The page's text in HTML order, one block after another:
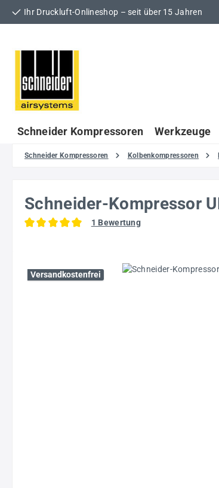
Hauptinhalt springen
Zur Suche springen
Zur Hauptnavigation springen
Ihr Druckluft-Onlineshop – seit über 15 Jahren
Schneider Kompressoren Werkzeuge
Schneider Kompressoren Kolbenkompressoren
Schneider-Kompressor
1 Bewertung
Bildergalerie überspringen
Versandkostenfrei